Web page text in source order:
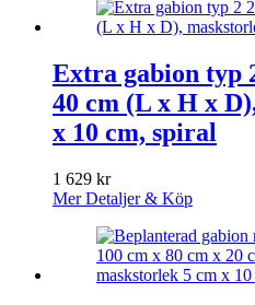
Extra gabion typ
40 cm (L x H x
x 10 cm, spiral
1 629 kr
Mer Detaljer & Köp